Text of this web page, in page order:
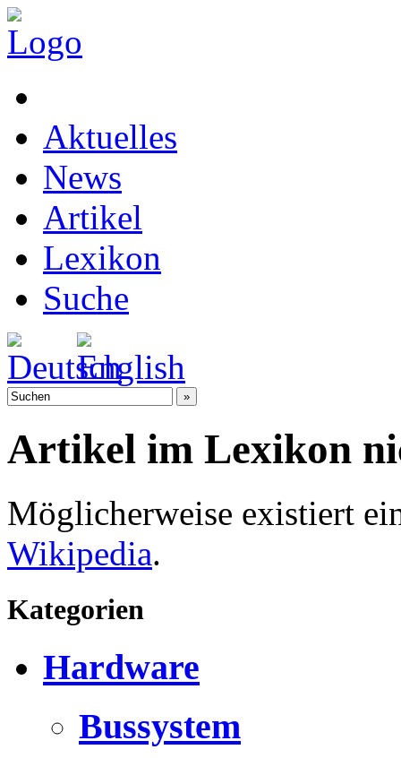
Aktuelles
News
Artikel
Lexikon
Suche
Artikel im Lexikon
Möglicherweise existiert
Wikipedia.
Kategorien
Hardware
Bussystem